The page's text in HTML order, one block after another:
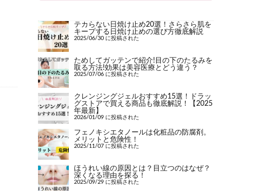
テカらない日焼け止め20選！さらさら肌を
キープする日焼け止めの選び方徹底解説
2025/06/30 に投稿された
ためしてガッテンで紹介!目の下のたるみを
取る方法!効果は美容医療とどう違う？
2025/07/06 に投稿された
クレンジングジェルおすすめ15選！ドラッ
グストアで買える商品も徹底解説！【2025
年最新】
2026/01/09 に投稿された
フェノキシエタノールは化粧品の防腐剤。
メリットと危険性！
2025/11/07 に投稿された
ほうれい線の原因とは？目立つのはなぜ？
深くなる理由を探る！
2025/09/29 に投稿された